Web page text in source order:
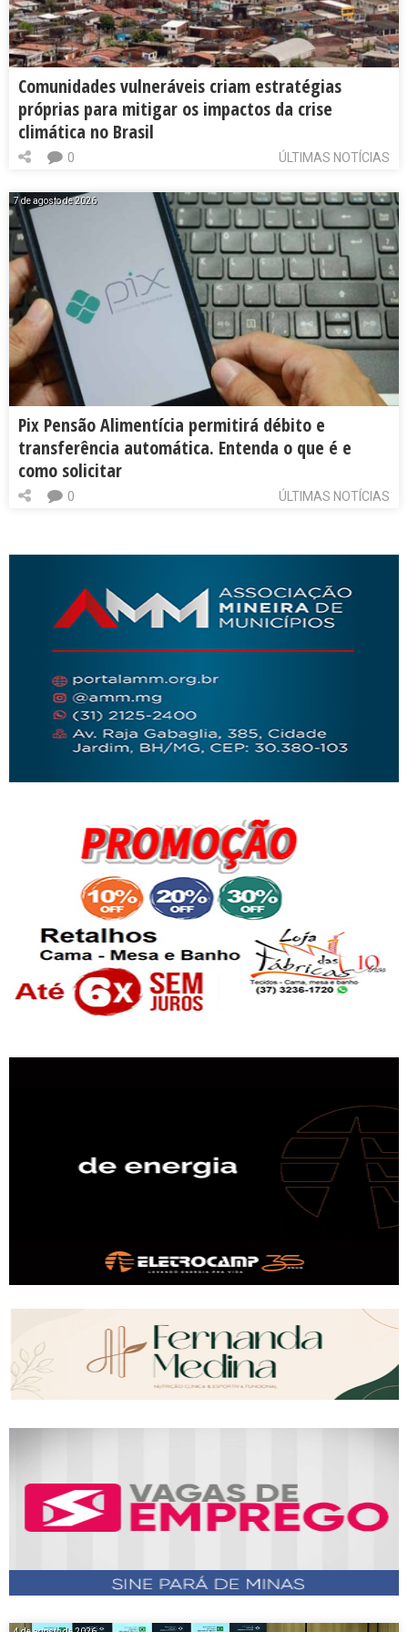
Comunidades vulneráveis criam estratégias
próprias para mitigar os impactos da crise
climática no Brasil
ÚLTIMAS NOTÍCIAS
0
7 de agosto de 2026
Pix Pensão Alimentícia permitirá débito e
transferência automática. Entenda o que é e
como solicitar
ÚLTIMAS NOTÍCIAS
0